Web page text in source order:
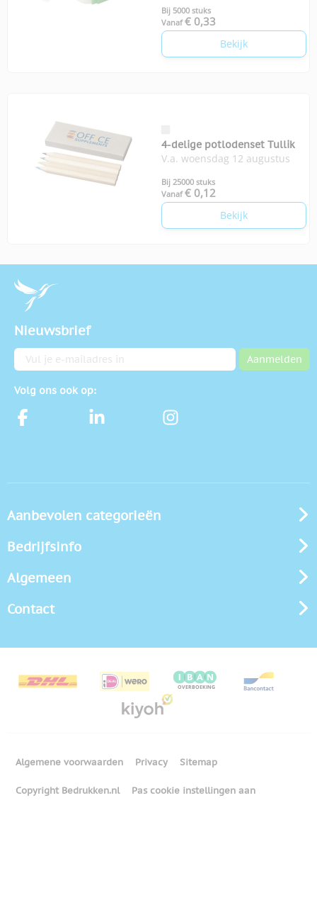
Bij 5000 stuks
Vanaf € 0,33
Bekijk
4-delige potlodenset Tullik
V.a. woensdag 12 augustus
Bij 25000 stuks
Vanaf € 0,12
Bekijk
Nieuwsbrief
E-mailadres Aanmelden
Volg ons ook op:
Aanbevolen categorieën
Bedrijfsinfo
Algemeen
Contact
Algemene voorwaarden Privacy Sitemap
Copyright Bedrukken.nl Pas cookie instellingen aan